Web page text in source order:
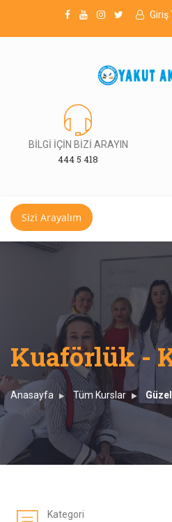
Giriş
BİLGİ İÇİN BİZİ ARAYIN
444 5 418
Sizi Arayalım
Kuaförlük -
Anasayfa Tüm Kurslar
Kategori